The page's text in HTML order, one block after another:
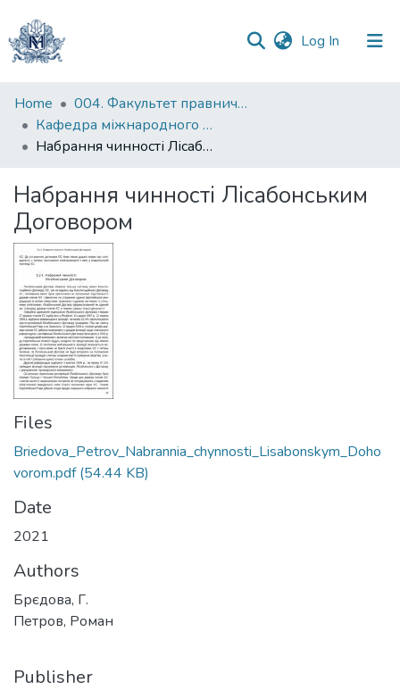
Log In (current)
Communities
&
Collections
Statistics
Home
004. Факультет правничих наук
Кафедра міжнародного та європейського права
Набрання чинності Лісабонським Договором
Набрання чинності Лісабонським
Договором
Files
Briedova_Petrov_Nabrannia_chynnosti_Lisabonskym_Doho
vorom.pdf(54.44 KB)
Date
2021
Authors
Брєдова, Г.
Петров, Роман
Publisher